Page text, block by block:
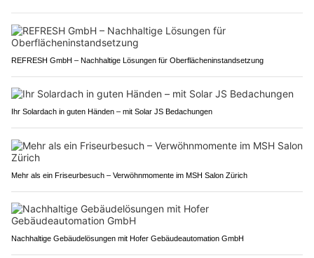
REFRESH GmbH – Nachhaltige Lösungen für Oberflächeninstandsetzung
Ihr Solardach in guten Händen – mit Solar JS Bedachungen
Mehr als ein Friseurbesuch – Verwöhnmomente im MSH Salon Zürich
Nachhaltige Gebäudelösungen mit Hofer Gebäudeautomation GmbH